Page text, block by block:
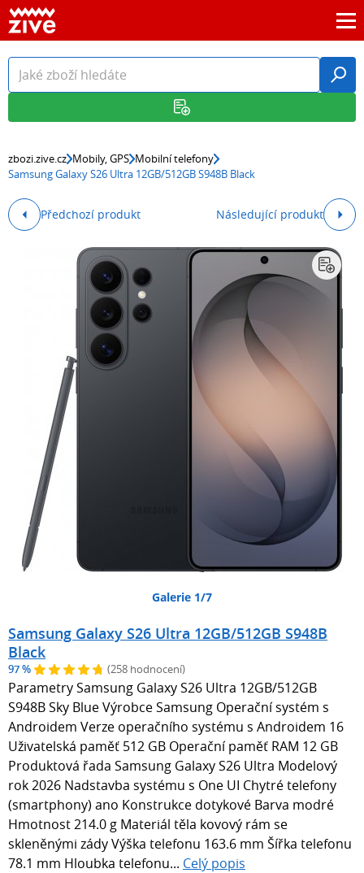
zbozi.zive.cz Mobily, GPS Mobilní telefony
Samsung Galaxy S26 Ultra 12GB/512GB S948B Black
Předchozí produkt Následující produkt
Galerie 1/7
Samsung Galaxy S26 Ultra 12GB/512GB S948B
Black
97 % (258 hodnocení)
Parametry Samsung Galaxy S26 Ultra 12GB/512GB
S948B Sky Blue Výrobce Samsung Operační systém s
Androidem Verze operačního systému s Androidem 16
Uživatelská paměť 512 GB Operační paměť RAM 12 GB
Produktová řada Samsung Galaxy S26 Ultra Modelový
rok 2026 Nadstavba systému s One UI Chytré telefony
(smartphony) ano Konstrukce dotykové Barva modré
Hmotnost 214.0 g Materiál těla kovový rám se
skleněnými zády Výška telefonu 163.6 mm Šířka telefonu
78.1 mm Hloubka telefonu... Celý popis